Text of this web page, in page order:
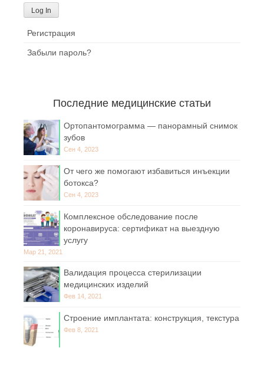
Регистрация
Забыли пароль?
Последние медицинские статьи
Ортопантомограмма — панорамный снимок
зубов
Сен 4, 2023
От чего же помогают избавиться инъекции
ботокса?
Сен 4, 2023
Комплексное обследование после
коронавируса: сертификат на выездную
услугу
Мар 21, 2021
Валидация процесса стерилизации
медицинских изделий
Фев 14, 2021
Строение имплантата: конструкция, текстура
Фев 8, 2021